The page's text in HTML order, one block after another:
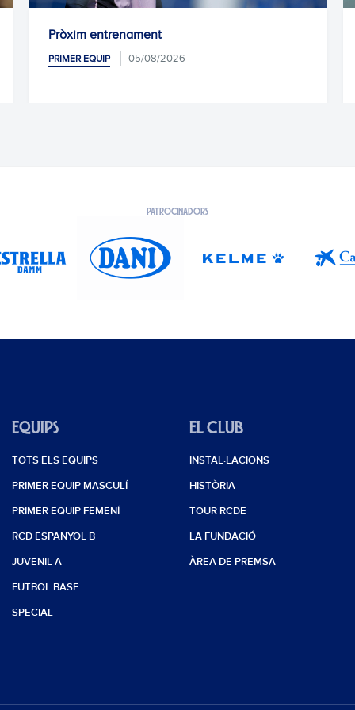
Pròxim entrenament
PRIMER EQUIP 05/08/2026
PATROCINADORS
EQUIPS
TOTS ELS EQUIPS
PRIMER EQUIP MASCULÍ
PRIMER EQUIP FEMENÍ
RCD ESPANYOL B
JUVENIL A
FUTBOL BASE
SPECIAL
EL CLUB
INSTAL·LACIONS
HISTÒRIA
TOUR RCDE
LA FUNDACIÓ
ÀREA DE PREMSA